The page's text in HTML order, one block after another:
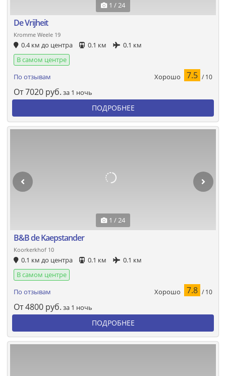
1 / 24
De Vrijheit
Kromme Weele 19
0.4 км до центра 0.1 км
0.1 км
В самом центре
По отзывам
Хорошо 7.5 / 10
От7020 руб. за 1 ночь
ПОДРОБНЕЕ
1 / 24
B&B de Kaepstander
Koorkerkhof 10
0.1 км до центра 0.1 км
0.1 км
В самом центре
По отзывам
Хорошо 7.8 / 10
От4800 руб. за 1 ночь
ПОДРОБНЕЕ